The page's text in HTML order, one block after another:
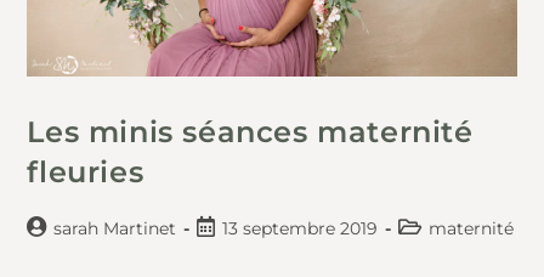
Les minis séances maternité
fleuries
sarah Martinet 13 septembre 2019 maternité